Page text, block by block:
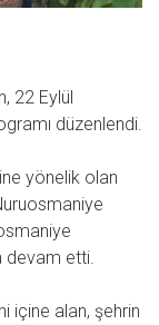
22 Eylül
düzenlendi.
yönelik olan
devam etti.
içine alan, şehrin